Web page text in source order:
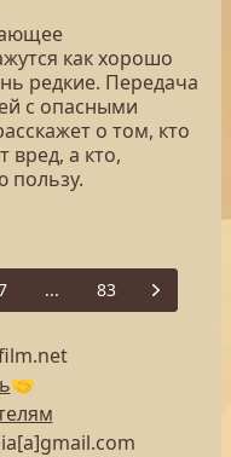
как хорошо
редкие. Передача
с опасными
о том, кто
вред, а кто,
пользу.
... 83 Next
🤝